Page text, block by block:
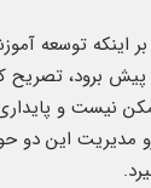
بر اینکه توسعه
پیش برود،
نیست و
مدیریت این دو